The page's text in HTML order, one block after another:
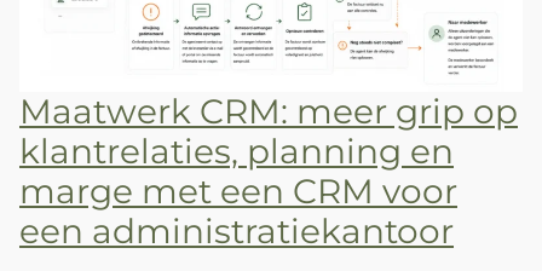
Maatwerk CRM: meer grip op
klantrelaties, planning en
marge met een CRM voor
een administratiekantoor